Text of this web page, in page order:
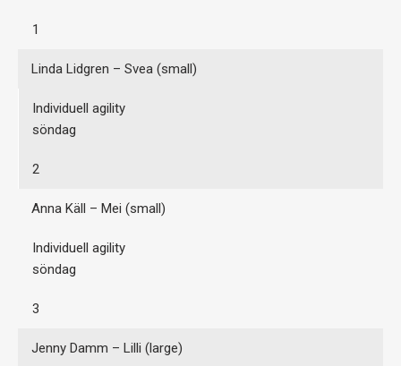
1
Linda Lidgren – Svea (small)
Individuell agility
söndag
2
Anna Käll – Mei (small)
Individuell agility
söndag
3
Jenny Damm – Lilli (large)